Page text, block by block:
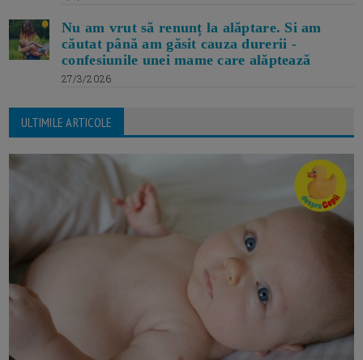
Nu am vrut să renunț la alăptare. Si am
căutat până am găsit cauza durerii -
confesiunile unei mame care alăptează
27/3/2026
ULTIMILE ARTICOLE